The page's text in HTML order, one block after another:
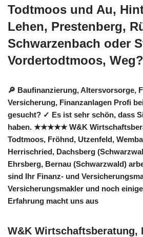
Todtmoos und Au,
Lehen, Prestenberg,
Schwarzenbach oder
Vordertodtmoos, Weg?
🔎 Baufinanzierung, Altersvorsorge,
Versicherung, Finanzanlagen Profi
gesucht? ✓ Es ist sehr schön, dass
haben. ★★★★★ W&K
Todtmoos, Fröhnd, Utzenfeld,
Herrischried, Dachsberg
Ehrsberg, Bernau (Schwarzwald)
sind Ihr Finanz- und
Versicherungsmakler und noch
Erfahrung macht uns aus
W&K Wirtschaftsberatung,